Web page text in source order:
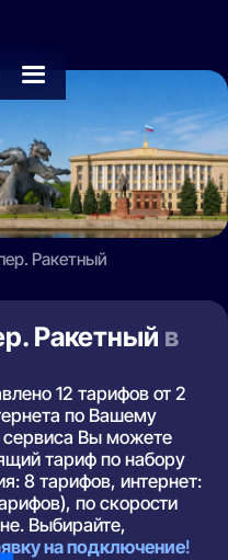
Ракетный
Ракетный в
12 тарифов от 2
по Вашему
Вы можете
тариф по набору
8 тарифов, интернет:
по скорости
Выбирайте,
на подключение!